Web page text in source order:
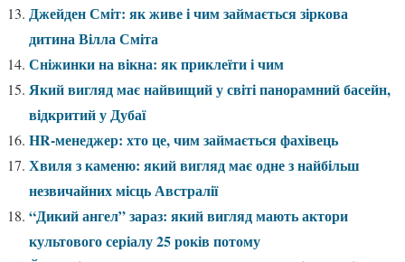
Джейден Сміт: як живе і чим займається зіркова
дитина Вілла Сміта
Сніжинки на вікна: як приклеїти і чим
Який вигляд має найвищий у світі панорамний басейн,
відкритий у Дубаї
HR-менеджер: хто це, чим займається фахівець
Хвиля з каменю: який вигляд має одне з найбільш
незвичайних місць Австралії
“Дикий ангел” зараз: який вигляд мають актори
культового серіалу 25 років потому